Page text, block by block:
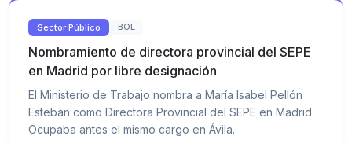
Sector Público BOE
Nombramiento de directora provincial del SEPE
en Madrid por libre designación
El Ministerio de Trabajo nombra a María Isabel Pellón
Esteban como Directora Provincial del SEPE en Madrid.
Ocupaba antes el mismo cargo en Ávila.